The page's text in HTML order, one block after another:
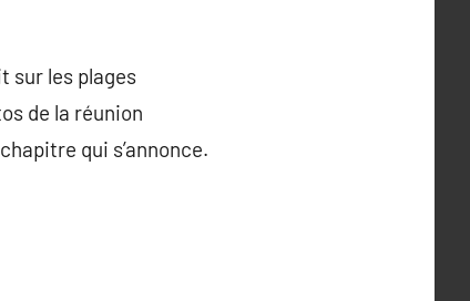
sur les plages
de la réunion
qui s’annonce.